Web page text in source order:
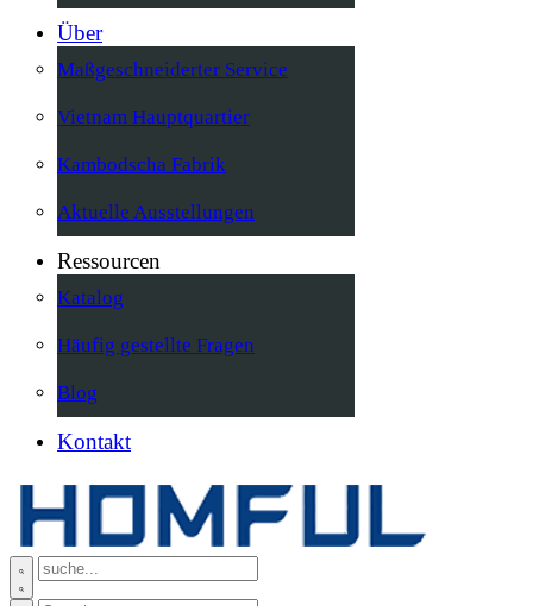
Über
Maßgeschneiderter Service
Vietnam Hauptquartier
Kambodscha Fabrik
Aktuelle Ausstellungen
Ressourcen
Katalog
Häufig gestellte Fragen
Blog
Kontakt